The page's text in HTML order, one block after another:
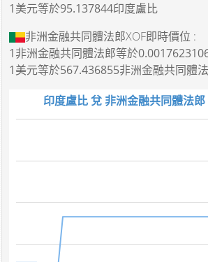
1美元等於95.137844印度盧比
非洲金融共同體法郎XOF即時價位 :
1非洲金融共同體法郎等於
1美元等於567.436855非洲金融共同體
印度盧比 兌 非洲金融共同體法